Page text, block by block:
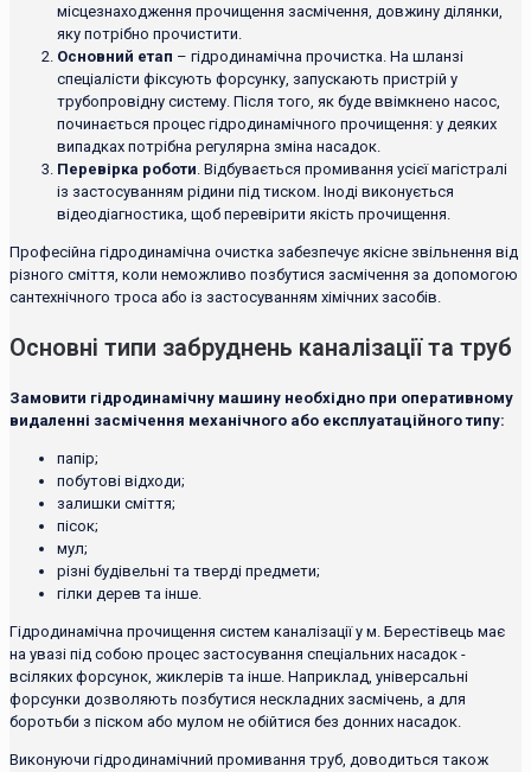
місцезнаходження прочищення засмічення, довжину ділянки,
яку потрібно прочистити.
Основний етап – гідродинамічна прочистка. На шланзі
спеціалісти фіксують форсунку, запускають пристрій у
трубопровідну систему. Після того, як буде ввімкнено насос,
починається процес гідродинамічного прочищення: у деяких
випадках потрібна регулярна зміна насадок.
Перевірка роботи. Відбувається промивання усієї магістралі
із застосуванням рідини під тиском. Іноді виконується
відеодіагностика, щоб перевірити якість прочищення.
Професійна гідродинамічна очистка забезпечує якісне звільнення від
різного сміття, коли неможливо позбутися засмічення за допомогою
сантехнічного троса або із застосуванням хімічних засобів.
Основні типи забруднень каналізації та труб
Замовити гідродинамічну машину необхідно при оперативному
видаленні засмічення механічного або експлуатаційного типу:
папір;
побутові відходи;
залишки сміття;
пісок;
мул;
різні будівельні та тверді предмети;
гілки дерев та інше.
Гідродинамічна прочищення систем каналізації у м. Берестівець має
на увазі під собою процес застосування спеціальних насадок -
всіляких форсунок, жиклерів та інше. Наприклад, універсальні
форсунки дозволяють позбутися нескладних засмічень, а для
боротьби з піском або мулом не обійтися без донних насадок.
Виконуючи гідродинамічний промивання труб, доводиться також